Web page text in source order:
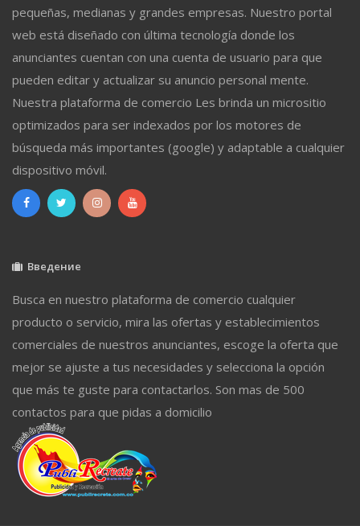
pequeñas, medianas y grandes empresas. Nuestro portal
web está diseñado con última tecnología donde los
anunciantes cuentan con una cuenta de usuario para que
pueden editar y actualizar su anuncio personal mente.
Nuestra plataforma de comercio Les brinda un micrositio
optimizados para ser indexados por los motores de
búsqueda más importantes (google) y adaptable a cualquier
dispositivo móvil.
Введение
Busca en nuestro plataforma de comercio cualquier
producto o servicio, mira las ofertas y establecimientos
comerciales de nuestros anunciantes, escoge la oferta que
mejor se ajuste a tus necesidades y selecciona la opción
que más te guste para contactarlos. Son mas de 500
contactos para que pidas a domicilio